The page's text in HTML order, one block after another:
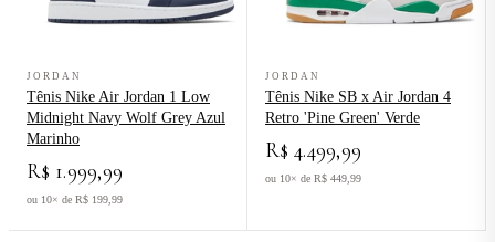
JORDAN
Tênis Nike Air Jordan 1 Low
Midnight Navy Wolf Grey Azul
Marinho
R$ 1.999,99
ou 10× de R$ 199,99
JORDAN
Tênis Nike SB x Air Jordan 4
Retro 'Pine Green' Verde
R$ 4.499,99
ou 10× de R$ 449,99